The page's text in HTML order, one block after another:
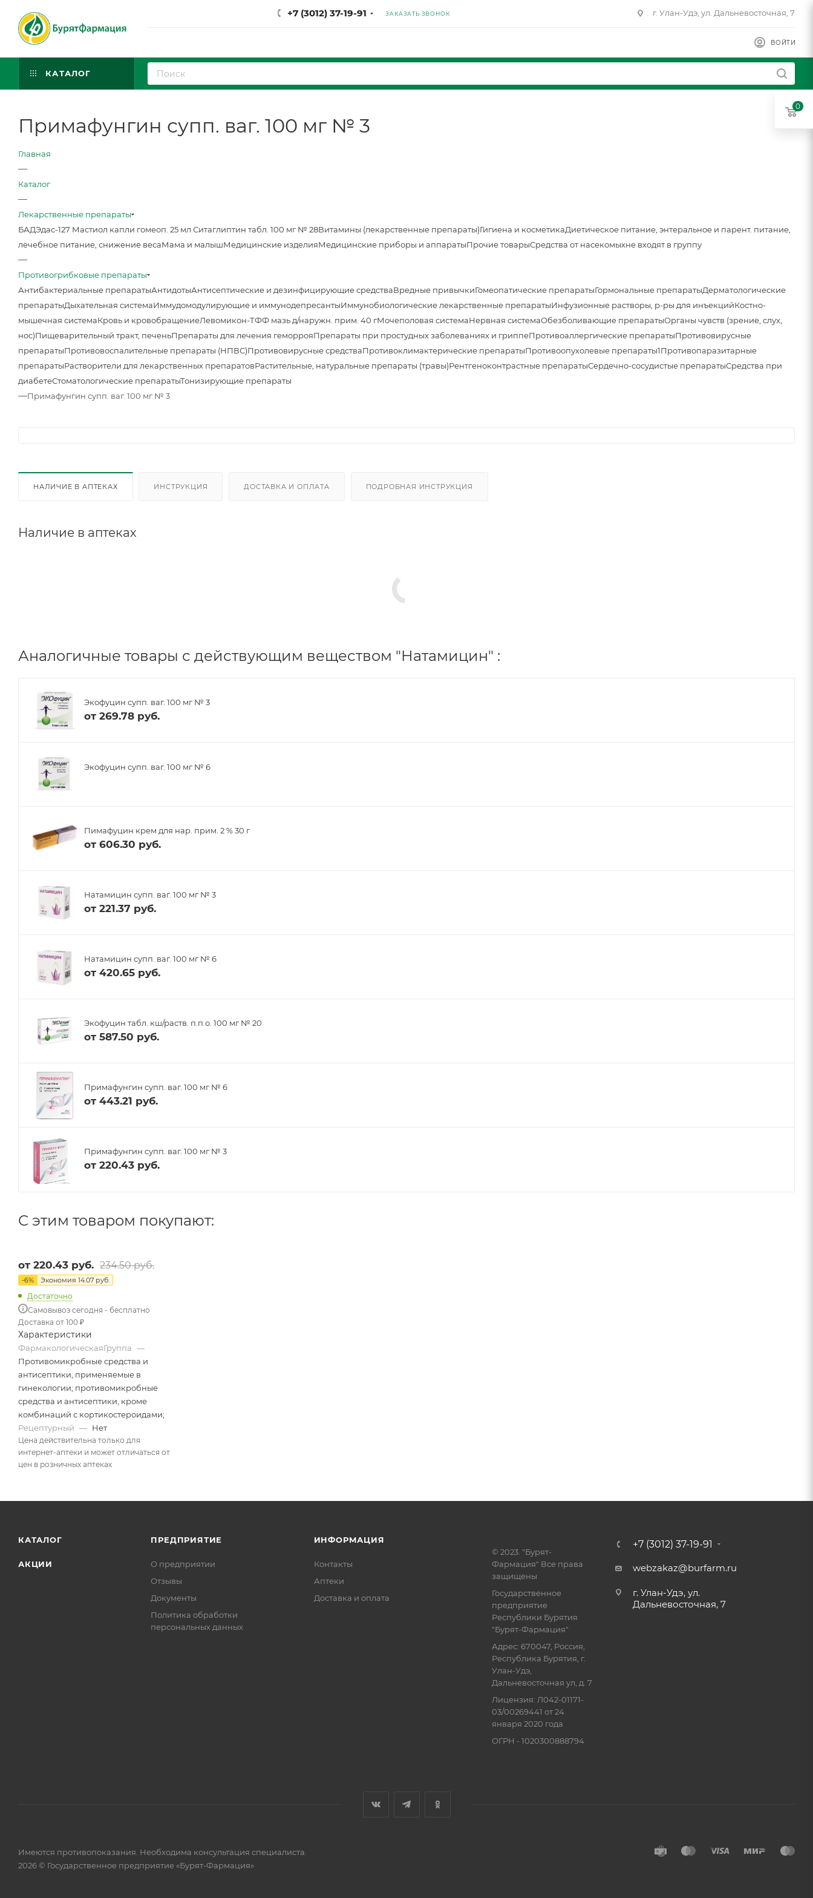
+7 (3012) 37-19-91 ЗАКАЗАТЬ ЗВОНОК г. Улан-Удэ, ул. Дальневосточная, 7
ВОЙТИ
КАТАЛОГ
Примафунгин супп. ваг. 100 мг № 3
Главная
—
Каталог
—
Лекарственные препараты
БАДЭдас-127 Мастиол капли гомеоп. 25 мл Ситаглиптин табл. 100 мг № 28Витамины (лекарственные препараты)Гигиена и косметикаДиетическое питание, энтеральное и парент. питание,
лечебное питание, снижение весаМама и малышМедицинские изделияМедицинские приборы и аппаратыПрочие товарыСредства от насекомыхне входят в группу
—
Противогрибковые препараты
Антибактериальные препаратыАнтидотыАнтисептические и дезинфицирующие средстваВредные привычкиГомеопатические препаратыГормональные препаратыДерматологические
препаратыДыхательная системаИммудомодулирующие и иммунодепресантыИммунобиологические лекарственные препаратыИнфузионные растворы, р-ры для инъекцийКостно-
мышечная системаКровь и кровобращениеЛевомикон-ТФФ мазь д/наружн. прим. 40 гМочеполовая системаНервная системаОбезболивающие препаратыОрганы чувств (зрение, слух,
нос)Пищеварительный тракт, печеньПрепараты для лечения геморрояПрепараты при простудных заболеваниях и гриппеПротивоаллергические препаратыПротивовирусные
препаратыПротивовоспалительные препараты (НПВС)Противовирусные средстваПротивоклимактерические препаратыПротивоопухолевые препараты1Противопаразитарные
препаратыРастворители для лекарственных препаратовРастительные, натуральные препараты (травы)Рентгеноконтрастные препаратыСердечно-сосудистые препаратыСредства при
диабетеСтоматологические препаратыТонизирующие препараты
—Примафунгин супп. ваг. 100 мг № 3
НАЛИЧИЕ В АПТЕКАХ ИНСТРУКЦИЯ ДОСТАВКА И ОПЛАТА ПОДРОБНАЯ ИНСТРУКЦИЯ
Наличие в аптеках
Аналогичные товары с действующим веществом "Натамицин" :
Экофуцин супп. ваг. 100 мг № 3
от 269.78 руб.
Экофуцин супп. ваг. 100 мг № 6
Пимафуцин крем для нар. прим. 2 % 30 г
от 606.30 руб.
Натамицин супп. ваг. 100 мг № 3
от 221.37 руб.
Натамицин супп. ваг. 100 мг № 6
от 420.65 руб.
Экофуцин табл. кш/раств. п.п.о. 100 мг № 20
от 587.50 руб.
Примафунгин супп. ваг. 100 мг № 6
от 443.21 руб.
Примафунгин супп. ваг. 100 мг № 3
от 220.43 руб.
C этим товаром покупают:
от 220.43 руб. 234.50 руб.
-6% Экономия 14.07 руб.
Достаточно
Самовывоз сегодня - бесплатно
Доставка от 100 ₽
Характеристики
ФармакологическаяГруппа —
Противомикробные средства и
антисептики, применяемые в
гинекологии; противомикробные
средства и антисептики, кроме
комбинаций с кортикостероидами;
Рецептурный — Нет
Цена действительна только для
интернет-аптеки и может отличаться от
цен в розничных аптеках
КАТАЛОГ
АКЦИИ
ПРЕДПРИЯТИЕ
О предприятии
Отзывы
Документы
Политика обработки
персональных данных
ИНФОРМАЦИЯ
Контакты
Аптеки
Доставка и оплата
© 2023. "Бурят-
Фармация" Все права
защищены
Государственное
предприятие
Республики Бурятия
"Бурят-Фармация"
Адрес: 670047, Россия,
Республика Бурятия, г.
Улан-Удэ,
Дальневосточная ул, д. 7
Лицензия: Л042-01171-
03/00269441 от 24
января 2020 года
ОГРН - 1020300888794
+7 (3012) 37-19-91
webzakaz@burfarm.ru
г. Улан-Удэ, ул.
Дальневосточная, 7
Имеются противопоказания. Необходима консультация специалиста.
2026 © Государственное предприятие «Бурят-Фармация»
0